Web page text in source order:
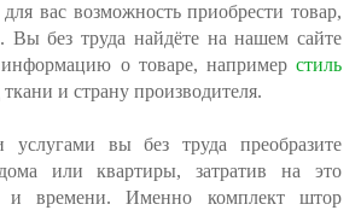
вас возможность приобрести товар,
Вы без труда найдёте на нашем сайте
о товаре, например стиль
и страну производителя.
услугами вы без труда преобразите
или квартиры, затратив на это
и времени. Именно комплект штор